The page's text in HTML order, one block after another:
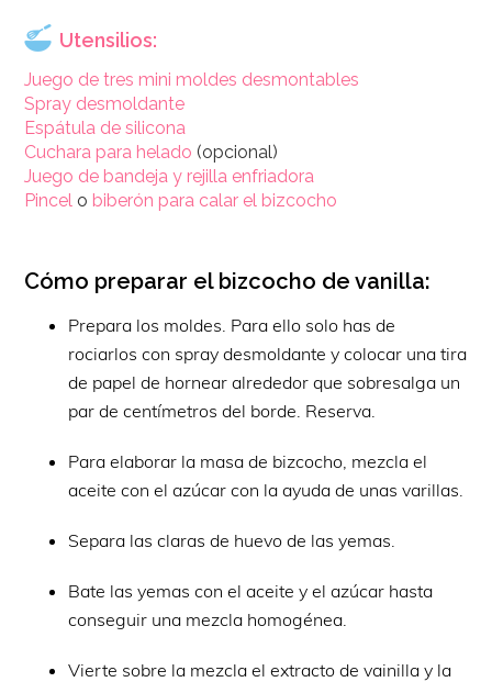
Utensilios:
Juego de tres mini moldes desmontables
Spray desmoldante
Espátula de silicona
Cuchara para helado (opcional)
Juego de bandeja y rejilla enfriadora
Pincelo biberón para calar el bizcocho
Cómo preparar el bizcocho de vanilla:
Prepara los moldes. Para ello solo has de
rociarlos con spray desmoldante y colocar una tira
de papel de hornear alrededor que sobresalga un
par de centímetros del borde. Reserva.
Para elaborar la masa de bizcocho, mezcla el
aceite con el azúcar con la ayuda de unas varillas.
Separa las claras de huevo de las yemas.
Bate las yemas con el aceite y el azúcar hasta
conseguir una mezcla homogénea.
Vierte sobre la mezcla el extracto de vainilla y la